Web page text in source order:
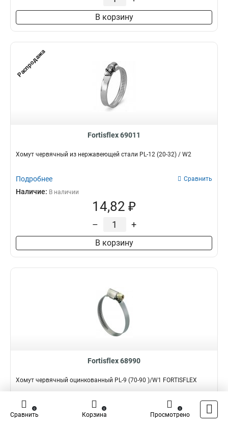
В корзину
Распродажа
Fortisflex 69011
Хомут червячный из нержавеющей стали PL-12 (20-32) / W2
Подробнее Сравнить
Наличие: В наличии
14,82 ₽
– +
В корзину
Fortisflex 68990
Хомут червячный оцинкованный PL-9 (70-90 )/W1 FORTISFLEX
Подробнее Сравнить
Наличие:
Сравнить
0
Корзина
0
Просмотрено
0